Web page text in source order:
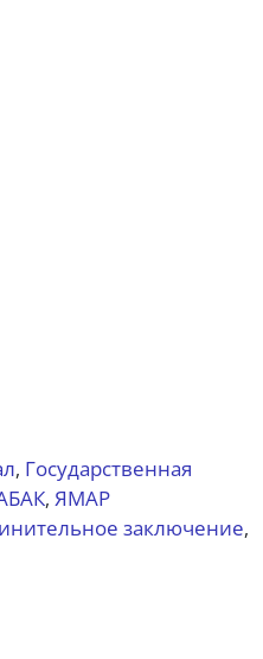
, Государственная
, ЯМАР
заключение,